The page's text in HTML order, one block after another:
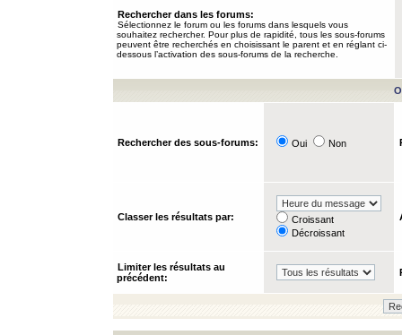
Rechercher dans les forums:
Sélectionnez le forum ou les forums dans lesquels vous
souhaitez rechercher. Pour plus de rapidité, tous les sous-forums
peuvent être recherchés en choisissant le parent et en réglant ci-
dessous l’activation des sous-forums de la recherche.
Rechercher des sous-forums: Oui Non
Classer les résultats par:
Croissant
Décroissant
Limiter les résultats au
précédent: